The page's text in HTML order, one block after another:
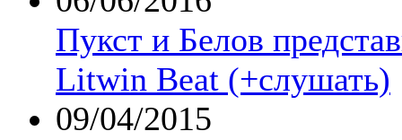
Пукст и Белов
Litwin Beat (+слушать)
09/04/2015